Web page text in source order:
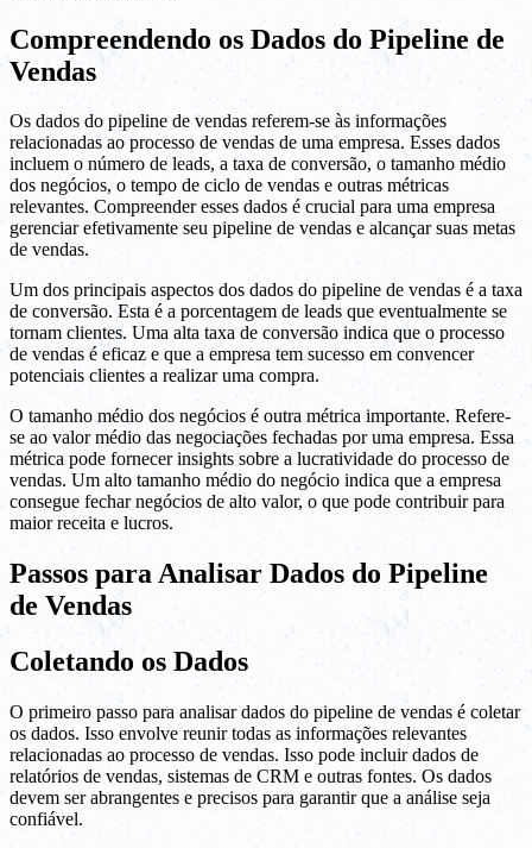
Compreendendo os Dados do Pipeline de
Vendas
Os dados do pipeline de vendas referem-se às informações
relacionadas ao processo de vendas de uma empresa. Esses dados
incluem o número de leads, a taxa de conversão, o tamanho médio
dos negócios, o tempo de ciclo de vendas e outras métricas
relevantes. Compreender esses dados é crucial para uma empresa
gerenciar efetivamente seu pipeline de vendas e alcançar suas metas
de vendas.
Um dos principais aspectos dos dados do pipeline de vendas é a taxa
de conversão. Esta é a porcentagem de leads que eventualmente se
tornam clientes. Uma alta taxa de conversão indica que o processo
de vendas é eficaz e que a empresa tem sucesso em convencer
potenciais clientes a realizar uma compra.
O tamanho médio dos negócios é outra métrica importante. Refere-
se ao valor médio das negociações fechadas por uma empresa. Essa
métrica pode fornecer insights sobre a lucratividade do processo de
vendas. Um alto tamanho médio do negócio indica que a empresa
consegue fechar negócios de alto valor, o que pode contribuir para
maior receita e lucros.
Passos para Analisar Dados do Pipeline
de Vendas
Coletando os Dados
O primeiro passo para analisar dados do pipeline de vendas é coletar
os dados. Isso envolve reunir todas as informações relevantes
relacionadas ao processo de vendas. Isso pode incluir dados de
relatórios de vendas, sistemas de CRM e outras fontes. Os dados
devem ser abrangentes e precisos para garantir que a análise seja
confiável.